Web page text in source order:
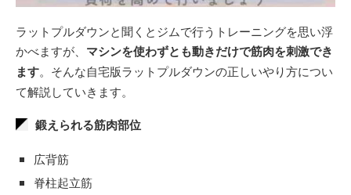
ラットプルダウンと聞くとジムで行うトレーニングを思い浮
かべますが、 マシンを使わずとも動きだけで筋肉を刺激でき
ます。そんな自宅版ラットプルダウンの正しいやり方につい
て解説していきます。
鍛えられる筋肉部位
広背筋
脊柱起立筋